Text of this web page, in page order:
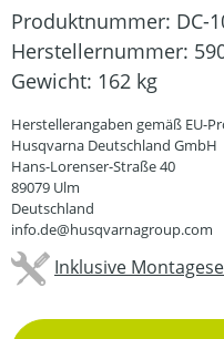
Produktnummer: DC-
Herstellernummer:
Gewicht: 162 kg
Herstellerangaben gemäß EU-
Husqvarna Deutschland GmbH
Hans-Lorenser-Straße 40
89079 Ulm
Deutschland
info.de@husqvarnagroup.com
Inklusive